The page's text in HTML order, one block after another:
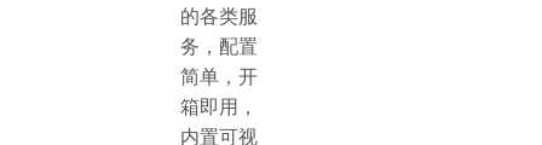
的各类服
务，配置
简单，开
箱即用，
内置可视